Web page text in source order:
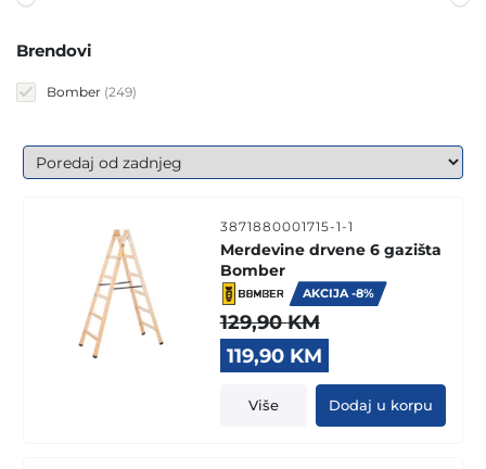
Brendovi
Bomber 249249
3871880001715-1-1
Merdevine drvene 6 gazišta
Bomber
AKCIJA -8%
129,90KM
Original
price
was:
129,90 KM.
119,90 KM
price
is:
119,90 KM.
Više Dodaj u korpu